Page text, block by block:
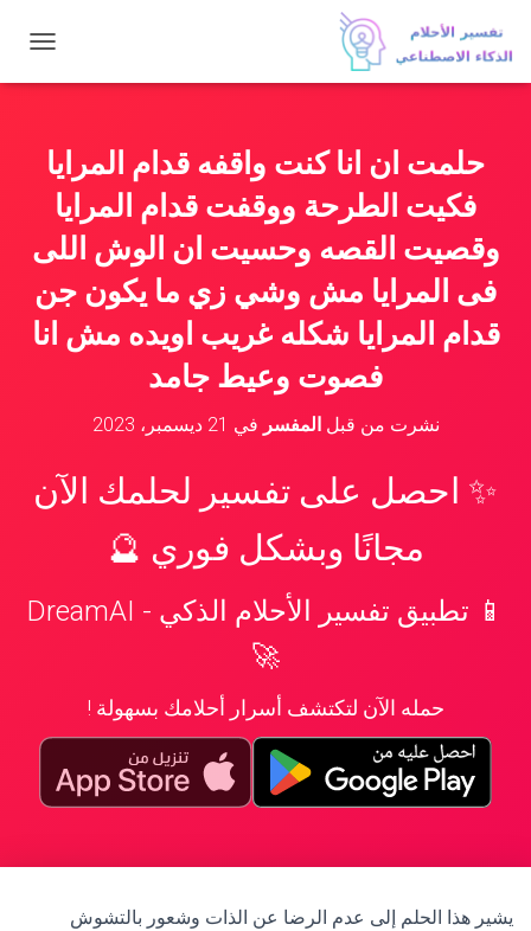
ب
ق
حلمت ان انا كنت واقفه قدام المرايا
فكيت الطرحة ووقفت قدام المرايا
وقصيت القصه وحسيت ان الوش اللى
فى المرايا مش وشي زي ما يكون جن
قدام المرايا شكله غريب اويده مش انا
فصوت وعيط جامد
نشرت من قبلالمفسر في 21 ديسمبر، 2023
✨ احصل على تفسير لحلمك الآن
مجانًا وبشكل فوري 🔮
📱 تطبيق تفسير الأحلام الذكي - DreamAI
🚀
حمله الآن لتكتشف أسرار أحلامك بسهولة !
يشير هذا الحلم إلى عدم الرضا عن الذات وشعور بالتشوش